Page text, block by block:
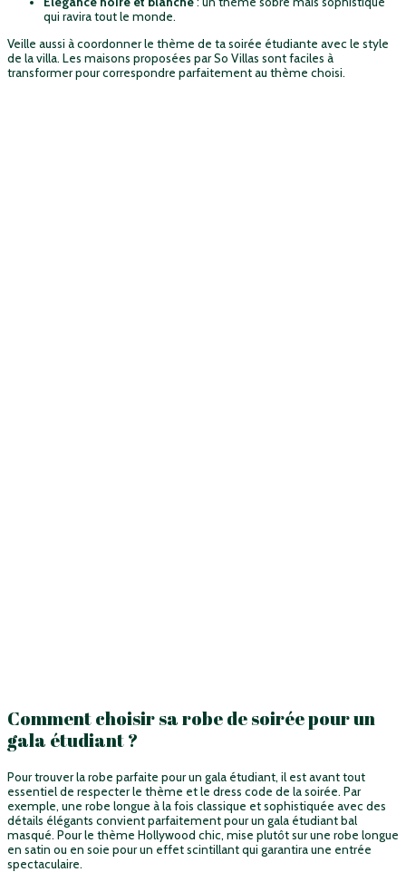
qui ravira tout le monde.
Veille aussi à coordonner le thème de ta soirée étudiante avec le style
de la villa. Les maisons proposées par So Villas sont faciles à
transformer pour correspondre parfaitement au thème choisi.
Comment choisir sa robe de soirée pour un
gala étudiant ?
Pour trouver la robe parfaite pour un gala étudiant, il est avant tout
essentiel de respecter le thème et le dress code de la soirée. Par
exemple, une robe longue à la fois classique et sophistiquée avec des
détails élégants convient parfaitement pour un gala étudiant bal
masqué. Pour le thème Hollywood chic, mise plutôt sur une robe longue
en satin ou en soie pour un effet scintillant qui garantira une entrée
spectaculaire.